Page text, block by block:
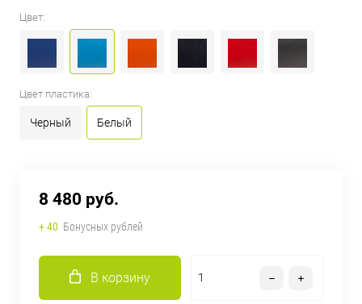
Цвет:
Цвет пластика:
Черный Белый
8 480 руб.
+ 40 Бонусных рублей
В корзину